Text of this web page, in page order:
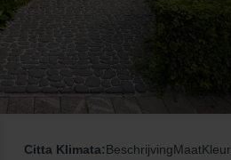
Citta Klimata:BeschrijvingMaatKleur